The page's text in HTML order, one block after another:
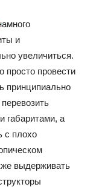
и
увеличиться.
просто провести
принципиально
габаритами, а
с плохо
выдерживать